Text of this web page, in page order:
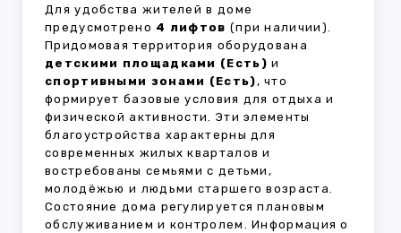
Для удобства жителей в доме
предусмотрено 4 лифтов (при наличии).
Придомовая территория оборудована
детскими площадками (Есть) и
спортивными зонами (Есть), что
формирует базовые условия для отдыха и
физической активности. Эти элементы
благоустройства характерны для
современных жилых кварталов и
востребованы семьями с детьми,
молодёжью и людьми старшего возраста.
Состояние дома регулируется плановым
обслуживанием и контролем. Информация о